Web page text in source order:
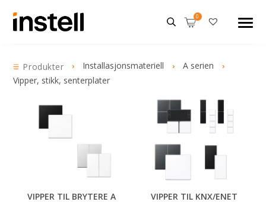
Produkter Installasjonsmateriell
A serien
Vipper, stikk, senterplater
VIPPER TIL BRYTERE A
VIPPER TIL KNX/ENET